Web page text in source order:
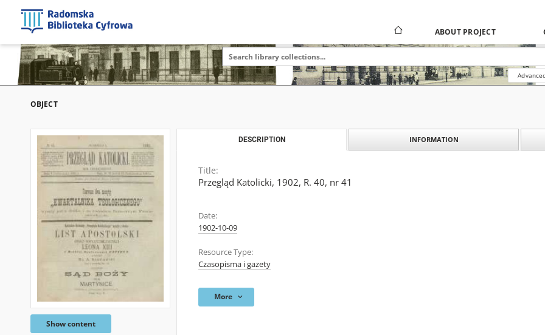
ABOUT PROJECT
OBJECT
Show content
DESCRIPTION INFORMATION
Title:
Przegląd Katolicki, 1902, R. 40, nr 41
Date:
1902-10-09
Resource Type:
Czasopisma i gazety
More